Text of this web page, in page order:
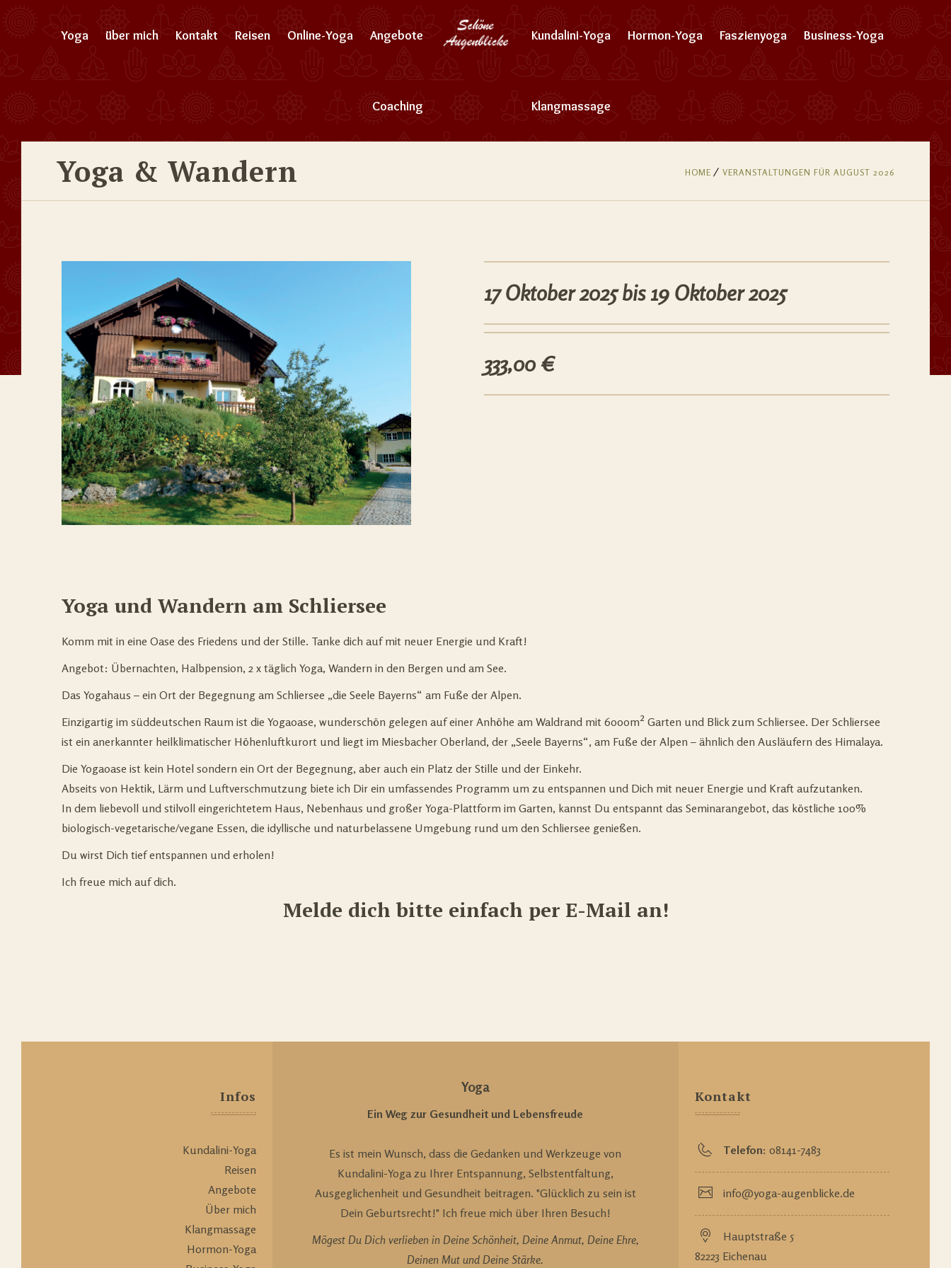
Yoga über mich Kontakt Reisen Online-Yoga Angebote
Coaching
Kundalini-Yoga Hormon-Yoga Faszienyoga Business-Yoga
Klangmassage
Yoga & Wandern HOME VERANSTALTUNGEN FÜR AUGUST 2026
17 Oktober 2025 bis 19 Oktober 2025
333,00 €
Yoga und Wandern am Schliersee
Komm mit in eine Oase des Friedens und der Stille. Tanke dich auf mit neuer Energie und Kraft!
Angebot: Übernachten, Halbpension, 2 x täglich Yoga, Wandern in den Bergen und am See.
Das Yogahaus – ein Ort der Begegnung am Schliersee „die Seele Bayerns“ am Fuße der Alpen.
Einzigartig im süddeutschen Raum ist die Yogaoase, wunderschön gelegen auf einer Anhöhe am Waldrand mit 6000m² Garten und Blick zum Schliersee. Der Schliersee
ist ein anerkannter heilklimatischer Höhenluftkurort und liegt im Miesbacher Oberland, der „Seele Bayerns“, am Fuße der Alpen – ähnlich den Ausläufern des Himalaya.
Die Yogaoase ist kein Hotel sondern ein Ort der Begegnung, aber auch ein Platz der Stille und der Einkehr.
Abseits von Hektik, Lärm und Luftverschmutzung biete ich Dir ein umfassendes Programm um zu entspannen und Dich mit neuer Energie und Kraft aufzutanken.
In dem liebevoll und stilvoll eingerichtetem Haus, Nebenhaus und großer Yoga-Plattform im Garten, kannst Du entspannt das Seminarangebot, das köstliche 100%
biologisch-vegetarische/vegane Essen, die idyllische und naturbelassene Umgebung rund um den Schliersee genießen.
Du wirst Dich tief entspannen und erholen!
Ich freue mich auf dich.
Melde dich bitte einfach per E-Mail an!
Infos
Kundalini-Yoga
Reisen
Angebote
Über mich
Klangmassage
Hormon-Yoga
Yoga
Ein Weg zur Gesundheit und Lebensfreude
Es ist mein Wunsch, dass die Gedanken und Werkzeuge von
Kundalini-Yoga zu Ihrer Entspannung, Selbstentfaltung,
Ausgeglichenheit und Gesundheit beitragen. "Glücklich zu sein ist
Dein Geburtsrecht!" Ich freue mich über Ihren Besuch!
Mögest Du Dich verlieben in Deine Schönheit, Deine Anmut, Deine Ehre,
Deinen Mut und Deine Stärke.
Kontakt
Telefon: 08141-7483
info@yoga-augenblicke.de
Hauptstraße 5
82223 Eichenau